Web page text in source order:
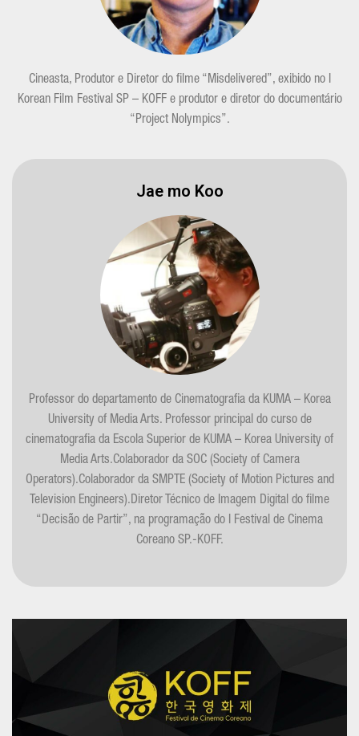
Cineasta, Produtor e Diretor do filme “Misdelivered”, exibido no I
Korean Film Festival SP – KOFF e produtor e diretor do documentário
“Project Nolympics”.
Jae mo Koo
Professor do departamento de Cinematografia da KUMA – Korea
University of Media Arts. Professor principal do curso de
cinematografia da Escola Superior de KUMA – Korea University of
Media Arts.Colaborador da SOC (Society of Camera
Operators).Colaborador da SMPTE (Society of Motion Pictures and
Television Engineers).Diretor Técnico de Imagem Digital do filme
“Decisão de Partir”, na programação do I Festival de Cinema
Coreano SP.-KOFF.